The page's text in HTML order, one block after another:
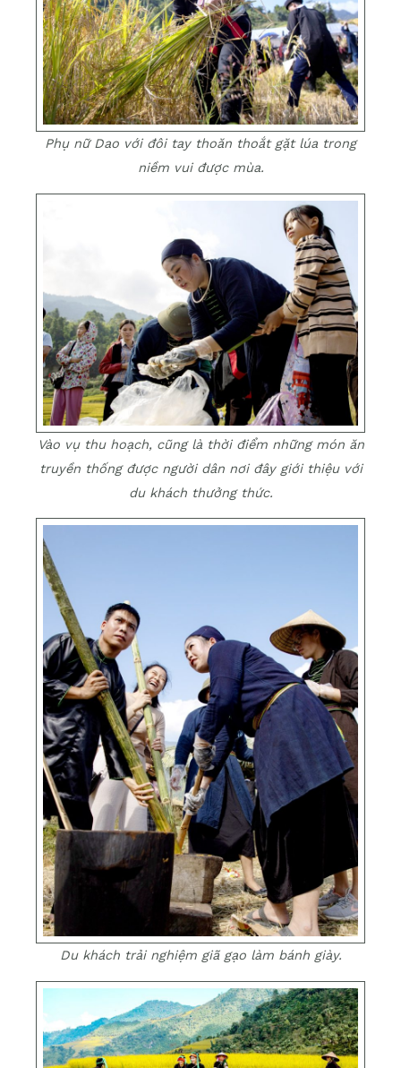
Phụ nữ Dao với đôi tay thoăn thoắt gặt lúa trong
niềm vui được mùa.
Vào vụ thu hoạch, cũng là thời điểm những món ăn
truyền thống được người dân nơi đây giới thiệu với
du khách thưởng thức.
Du khách trải nghiệm giã gạo làm bánh giày.